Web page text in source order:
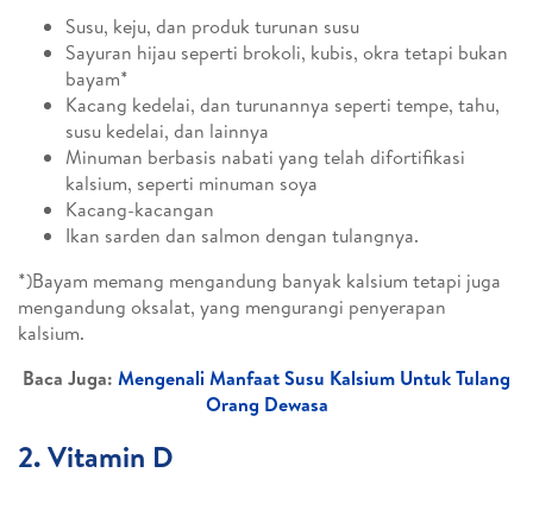
Susu, keju, dan produk turunan susu
Sayuran hijau seperti brokoli, kubis, okra tetapi bukan
bayam*
Kacang kedelai, dan turunannya seperti tempe, tahu,
susu kedelai, dan lainnya
Minuman berbasis nabati yang telah difortifikasi
kalsium, seperti minuman soya
Kacang-kacangan
Ikan sarden dan salmon dengan tulangnya.
*)Bayam memang mengandung banyak kalsium tetapi juga
mengandung oksalat, yang mengurangi penyerapan
kalsium.
Baca Juga: Mengenali Manfaat Susu Kalsium Untuk Tulang
Orang Dewasa
2. Vitamin D